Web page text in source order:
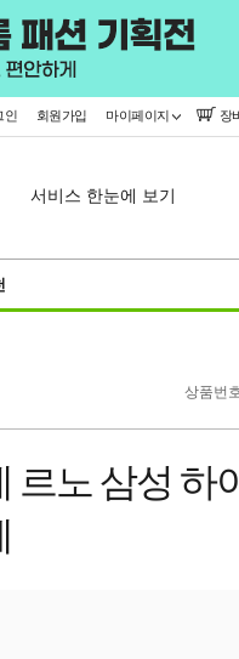
인 회원가입 마이페이지 장
서비스 한눈에 보기
상품번
르노 삼성 하